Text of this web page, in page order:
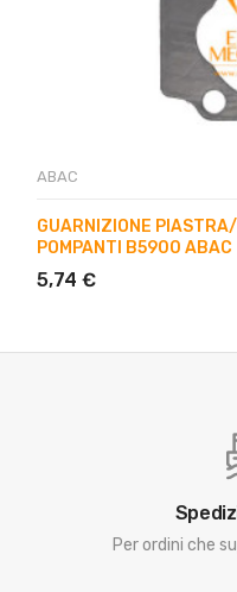
ABAC
GUARNIZIONE
POMPANTI B5900 ABAC
5,74 €
Per ordini che